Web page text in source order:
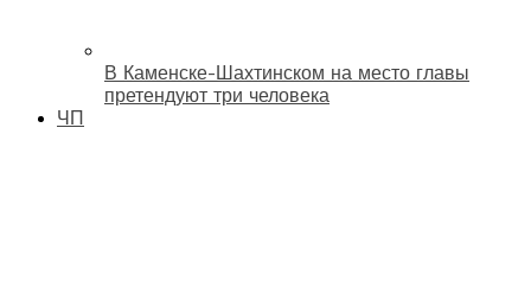
В Каменске-Шахтинском на место главы
претендуют три человека
ЧП